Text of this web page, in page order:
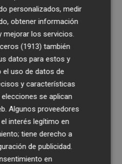
personalizados, medir
obtener información
mejorar los servicios.
(1913) también
datos para estos y
el uso de datos de
y características
se aplican
Algunos proveedores
interés legítimo en
tiene derecho a
de publicidad.
en